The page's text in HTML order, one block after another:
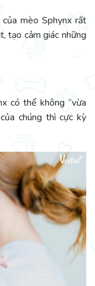
mèo Sphynx rất
tạo cảm giác những
có thể không “vừa
chúng thì cực kỳ